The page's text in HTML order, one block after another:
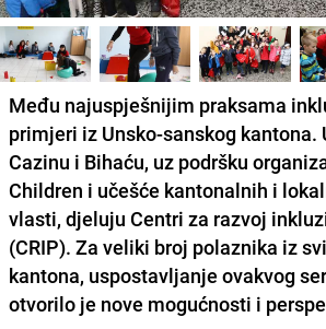
Među najuspješnijim praksama
primjeri iz Unsko-sanskog kantona.
Cazinu i Bihaću, uz podršku
Children i učešće kantonalnih i
vlasti, djeluju Centri za razvoj
(CRIP). Za veliki broj polaznika iz
kantona, uspostavljanje ovakvog
otvorilo je nove mogućnosti i